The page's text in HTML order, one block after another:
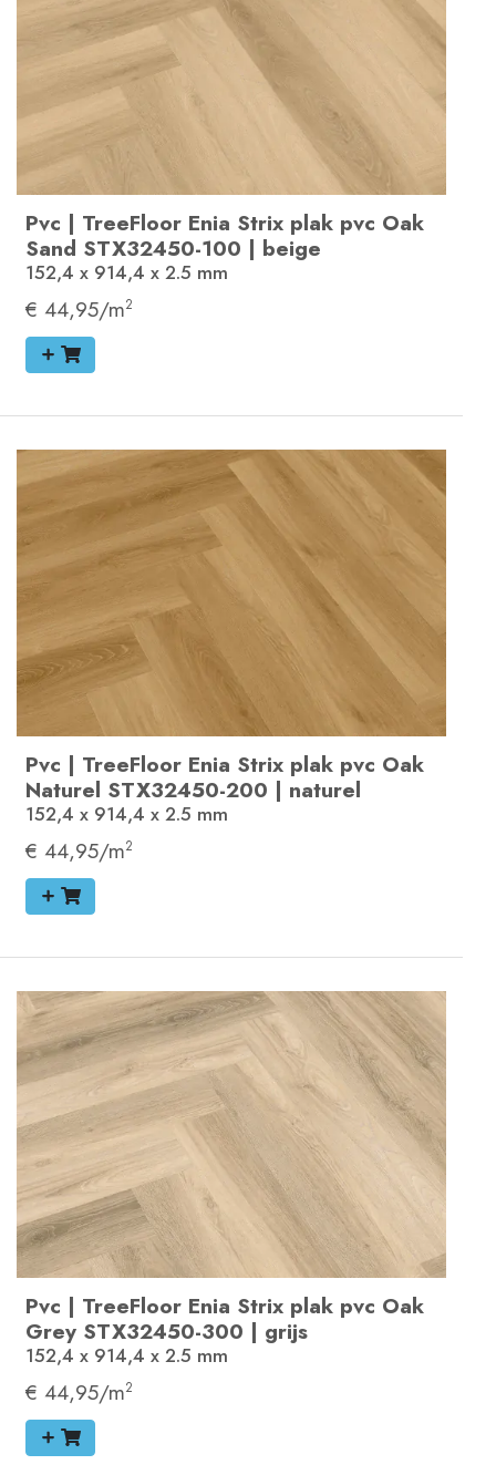
Pvc | TreeFloor Enia Strix plak pvc Oak
Sand STX32450-100 | beige
152,4 x 914,4 x 2.5 mm
€ 44,95/m2
Pvc | TreeFloor Enia Strix plak pvc Oak
Naturel STX32450-200 | naturel
152,4 x 914,4 x 2.5 mm
€ 44,95/m2
Pvc | TreeFloor Enia Strix plak pvc Oak
Grey STX32450-300 | grijs
152,4 x 914,4 x 2.5 mm
€ 44,95/m2